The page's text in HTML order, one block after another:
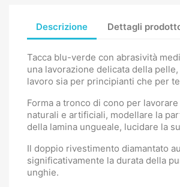
Descrizione Dettagli
Tacca blu-verde con abrasività
una lavorazione delicata della pelle,
lavoro sia per principianti che per
Forma a tronco di cono per
naturali e artificiali, modellare la
della lamina ungueale, lucidare la
Il doppio rivestimento diamantato
significativamente la durata della
unghie.